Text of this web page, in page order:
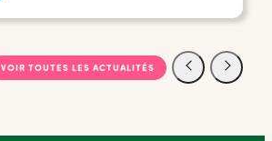
VOIR TOUTES LES ACTUALITÉS